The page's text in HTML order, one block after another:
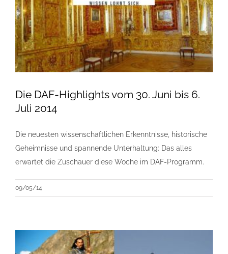
Die DAF-Highlights vom 30. Juni bis 6.
Juli 2014
Die neuesten wissenschaftlichen Erkenntnisse, historische
Geheimnisse und spannende Unterhaltung: Das alles
erwartet die Zuschauer diese Woche im DAF-Programm.
09/05/14